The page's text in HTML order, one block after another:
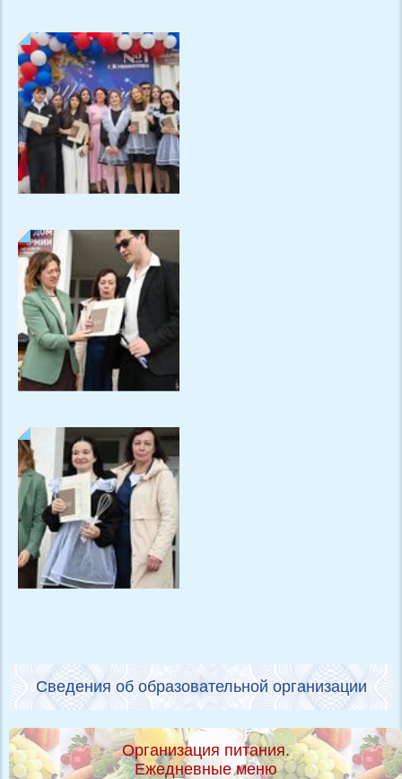
Сведения об образовательной организации
Организация питания.
Ежедневные меню